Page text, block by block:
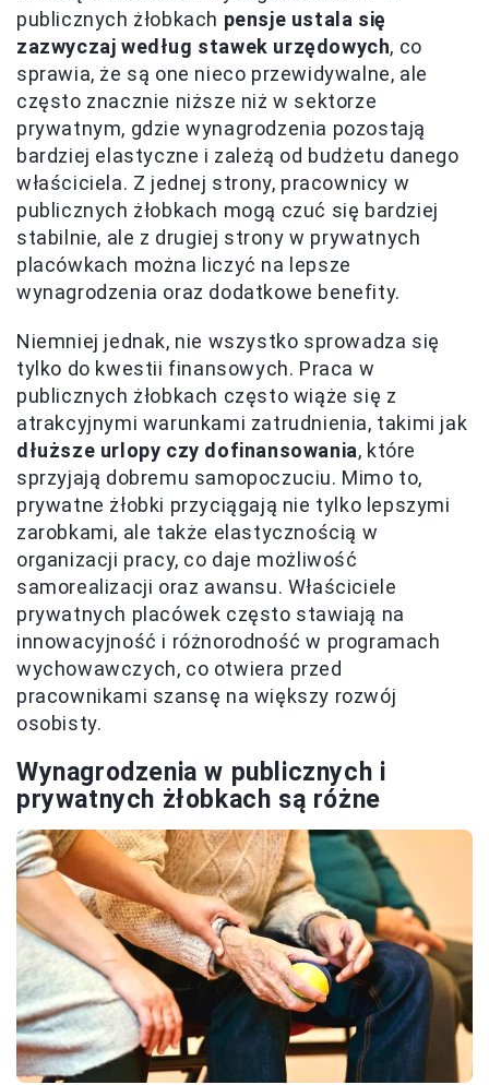
publicznych żłobkach pensje ustala się
zazwyczaj według stawek urzędowych, co
sprawia, że są one nieco przewidywalne, ale
często znacznie niższe niż w sektorze
prywatnym, gdzie wynagrodzenia pozostają
bardziej elastyczne i zależą od budżetu danego
właściciela. Z jednej strony, pracownicy w
publicznych żłobkach mogą czuć się bardziej
stabilnie, ale z drugiej strony w prywatnych
placówkach można liczyć na lepsze
wynagrodzenia oraz dodatkowe benefity.
Niemniej jednak, nie wszystko sprowadza się
tylko do kwestii finansowych. Praca w
publicznych żłobkach często wiąże się z
atrakcyjnymi warunkami zatrudnienia, takimi jak
dłuższe urlopy czy dofinansowania, które
sprzyjają dobremu samopoczuciu. Mimo to,
prywatne żłobki przyciągają nie tylko lepszymi
zarobkami, ale także elastycznością w
organizacji pracy, co daje możliwość
samorealizacji oraz awansu. Właściciele
prywatnych placówek często stawiają na
innowacyjność i różnorodność w programach
wychowawczych, co otwiera przed
pracownikami szansę na większy rozwój
osobisty.
Wynagrodzenia w publicznych i
prywatnych żłobkach są różne